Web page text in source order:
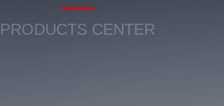
PRODUCTS CENTER